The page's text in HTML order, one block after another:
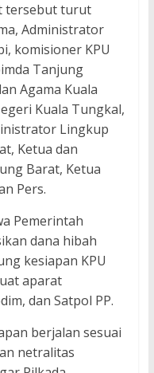
tersebut turut
Administrator
komisioner KPU
Tanjung
Agama Kuala
Kuala Tungkal,
Lingkup
Ketua dan
Barat, Ketua
Pers.
Pemerintah
dana hibah
kesiapan KPU
aparat
dan Satpol PP.
berjalan sesuai
netralitas